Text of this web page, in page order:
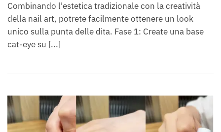
Combinando l'estetica tradizionale con la creatività
della nail art, potrete facilmente ottenere un look
unico sulla punta delle dita. Fase 1: Create una base
cat-eye su [...]